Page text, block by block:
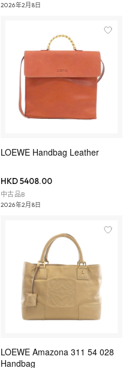
2026年2月8日
LOEWE Handbag Leather
HKD 5408.00
中古品B
2026年2月8日
LOEWE Amazona 311 54 028
Handbag